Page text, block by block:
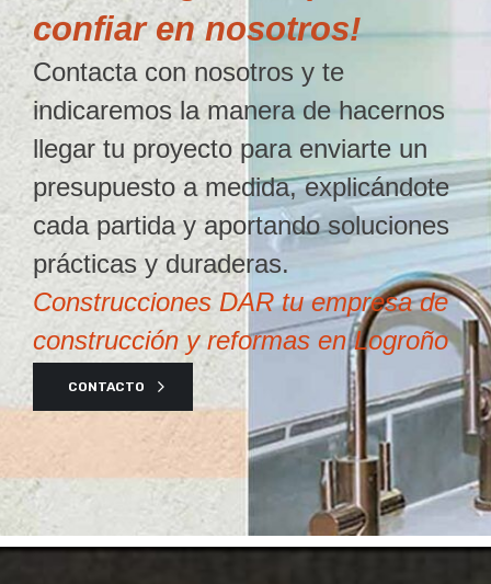
confiar en nosotros!
Contacta con nosotros y te
indicaremos la manera de hacernos
llegar tu proyecto para enviarte un
presupuesto a medida, explicándote
cada partida y aportando soluciones
prácticas y duraderas.
Construcciones DAR tu empresa de
construcción y reformas en Logroño
CONTACTO